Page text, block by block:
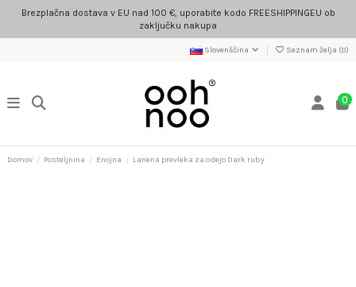
Brezplačna dostava v EU nad 100 €, uporabite kodo FREESHIPPINGEU ob
zaključku nakupa
Slovenščina Seznam želja (0)
0
Domov Posteljnina Enojna Lanena prevleka za odejo Dark ruby